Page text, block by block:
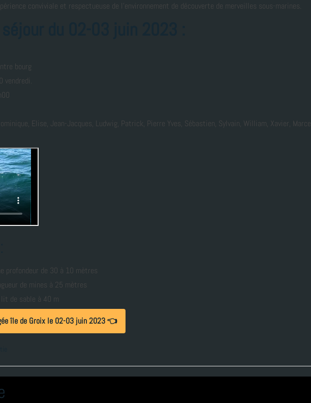
conviviale et respectueuse de l'environnement de découverte de merveilles sous-marines.
bourg
vendredi.
Elise, Jean-Jacques, Ludwig, Patrick, Pierre Yves, Sébastien, Sylvain, William, Xavier, Marcel
profondeur de 30 à 10 mètres
de mines à 25 mètres
de sable à 40 m
île de Groix le 02-03 juin 2023 👈